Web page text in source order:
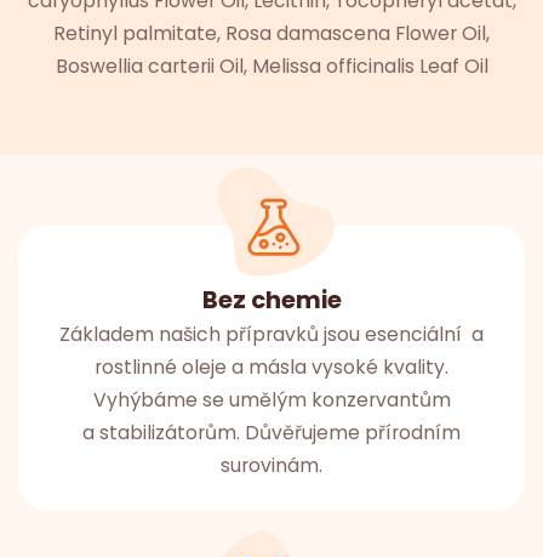
Retinyl palmitate, Rosa damascena Flower Oil,
Boswellia carterii Oil, Melissa officinalis Leaf Oil
Bez chemie
Základem našich přípravků jsou esenciální a
rostlinné oleje a másla vysoké kvality.
Vyhýbáme se umělým konzervantům
a stabilizátorům. Důvěřujeme přírodním
surovinám.